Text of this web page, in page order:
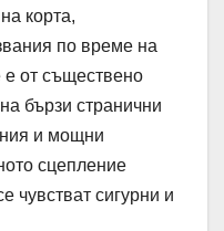
корта,
по време на
от съществено
бързи странични
и мощни
сцепление
чувстват сигурни и